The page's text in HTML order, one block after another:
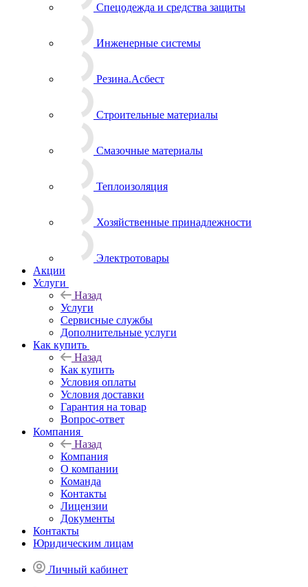
Спецодежда и средства защиты
Инженерные системы
Резина.Асбест
Строительные материалы
Смазочные материалы
Теплоизоляция
Хозяйственные принадлежности
Электротовары
Акции
Услуги
Назад
Услуги
Сервисные службы
Дополнительные услуги
Как купить
Назад
Как купить
Условия оплаты
Условия доставки
Гарантия на товар
Вопрос-ответ
Компания
Назад
Компания
О компании
Команда
Контакты
Лицензии
Документы
Контакты
Юридическим лицам
Личный кабинет